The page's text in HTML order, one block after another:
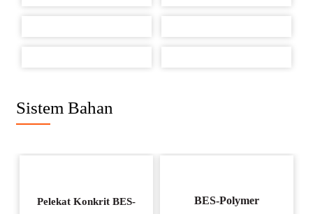
Sistem Bahan
Pelekat Konkrit BES-
BES-Polymer